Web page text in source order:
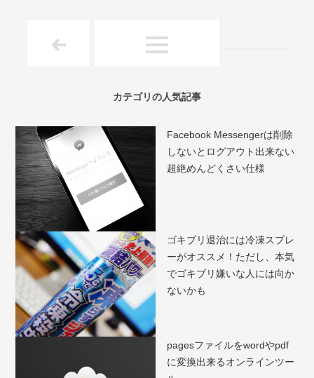
カテゴリの人気記事
Facebook Messengerは削除
しないとログアウト出来ない
超絶めんどくさい仕様
ゴキブリ退治には冷凍スプレ
ーがオススメ！ただし、本気
でゴキブリ嫌いな人には向か
ないかも
pagesファイルをwordやpdf
に変換出来るオンラインツー